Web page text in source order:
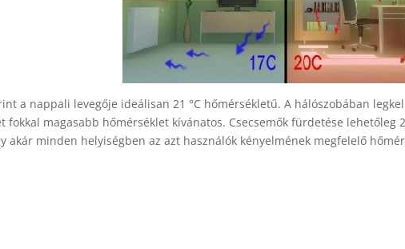
a nappali levegője ideálisan 21 °C hőmérsékletű. A hálószobában
fokkal magasabb hőmérséklet kívánatos. Csecsemők fürdetése
akár minden helyiségben az azt használók kényelmének megfelelő